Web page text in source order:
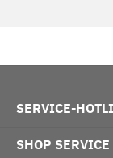
SERVICE-
SHOP SERVICE